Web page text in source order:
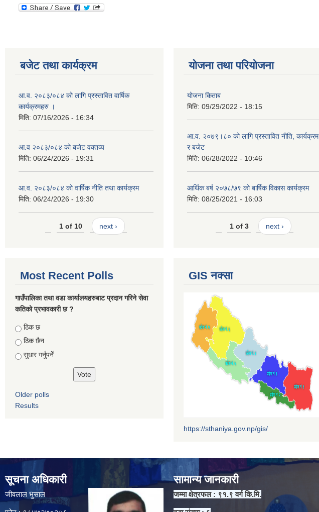
बजेट तथा कार्यक्रम
आ.व. २०८३/०८४ को लागि प्रस्तावित वार्षिक
कार्यक्रमहरु ।
मिति: 07/16/2026 - 16:34
आ.व २०८३/०८४ को बजेट वक्तव्य
मिति: 06/24/2026 - 19:31
आ.व. २०८३/०८४ को वार्षिक नीति तथा कार्यक्रम
मिति: 06/24/2026 - 19:30
1 of 10 next ›
योजना तथा परियोजना
योजना किताब
मिति: 09/29/2022 - 18:15
आ.व. २०७९।८० को लागि प्रस्तावित नीति, कार्यक्रम
र बजेट
मिति: 06/28/2022 - 10:46
आर्थिक बर्ष २०७८/७९ को बार्षिक विकास कार्यक्रम
मिति: 08/25/2021 - 16:03
1 of 3 next ›
Most Recent Polls
गाउँपालिका तथा वडा कार्यालयहरुबाट प्रदान गरिने सेवा
कतिको प्रभावकारी छ ?
Choices
ठिक छ
ठिक छैन
सुधार गर्नुपर्ने
Older polls
Results
GIS नक्सा
https://sthaniya.gov.np/gis/
सूचना अधिकारी
जीवलाल भुसाल
सामान्य जानकारी
जम्मा क्षेत्रफल : ९१.९ वर्ग कि.मि.